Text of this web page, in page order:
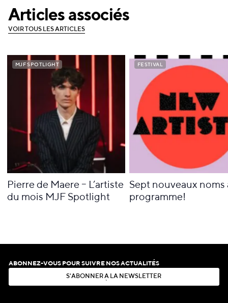
Articles associés
VOI R OUS LESART CLES
MJF SPOTLIGHT
MJF SPOTLIGHT
Pierre de Maere – L’artiste
du mois MJF Spotlight
FESTIVAL
FESTIVAL
Sept nouveaux noms
programme!
ABONNEZ-VOUS POUR SUIVRE NOS ACTUALITÉS
S'ABON N ER À LA N EWSLE ER